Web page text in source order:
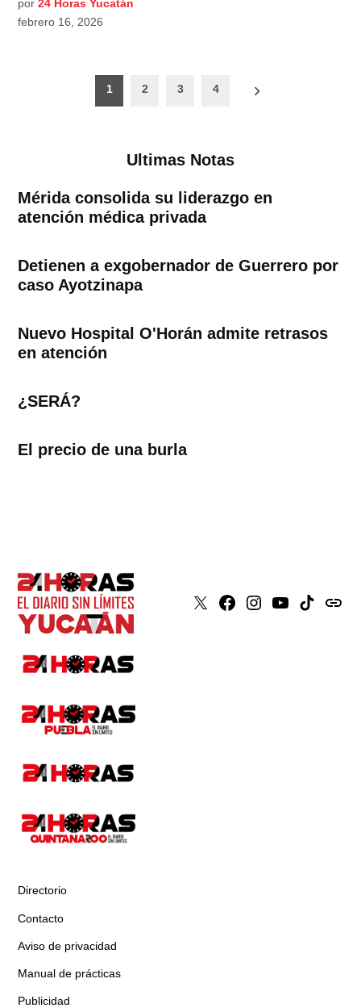
por 24 Horas Yucatán
febrero 16, 2026
Paginación
1 2 3 4
Ultimas Notas
Mérida consolida su liderazgo en
atención médica privada
Detienen a exgobernador de Guerrero por
caso Ayotzinapa
Nuevo Hospital O'Horán admite retrasos
en atención
¿SERÁ?
El precio de una burla
X Faceboook
Instagram
YoutubeTiktokissuu
Directorio
Contacto
Aviso de privacidad
Manual de prácticas
Publicidad